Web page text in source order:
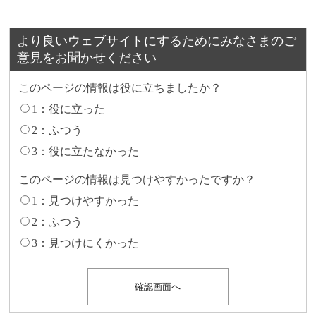
より良いウェブサイトにするためにみなさまのご
意見をお聞かせください
このページの情報は役に立ちましたか？
1：役に立った
2：ふつう
3：役に立たなかった
このページの情報は見つけやすかったですか？
1：見つけやすかった
2：ふつう
3：見つけにくかった